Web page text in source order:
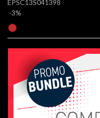
EPSC13S041398
-3%